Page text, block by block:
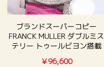
ブランドスーパーコピー
FRANCK MULLER ダブルミス
テリー トゥールビヨン搭載
(手巻き) 全面ダイヤ277920
￥96,600